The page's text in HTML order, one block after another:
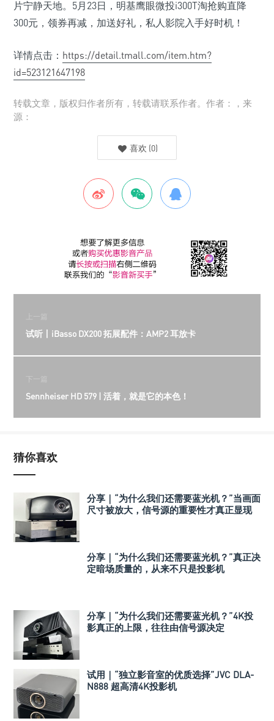
片宁静天地。5月23日，明基鹰眼微投i300T淘抢购直降
300元，领券再减，加送好礼，私人影院入手好时机！
详情点击： https://detail.tmall.com/item.htm?
id=523121647198
转载文章，版权归作者所有，转载请联系作者。作者：，来
源：
喜欢 (0)
上一篇
试听丨iBasso DX200 拓展配件：AMP2 耳放卡
下一篇
Sennheiser HD 579 | 活着，就是它的本色！
猜你喜欢
分享｜“为什么我们还需要蓝光机？”当画面
尺寸被放大，信号源的重要性才真正显现
分享｜“为什么我们还需要蓝光机？”真正决
定暗场质量的，从来不只是投影机
分享｜“为什么我们还需要蓝光机？”4K投
影真正的上限，往往由信号源决定
试用｜“独立影音室的优质选择”JVC DLA-
N888 超高清4K投影机